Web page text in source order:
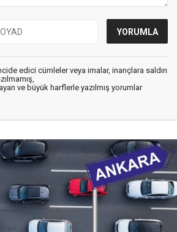
edici cümleler veya imalar, inançlara saldırı
ve büyük harflerle yazılmış yorumlar